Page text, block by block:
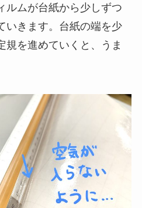
ルムが台紙から少しずつ
いきます。台紙の端を少
規を進めていくと、うま